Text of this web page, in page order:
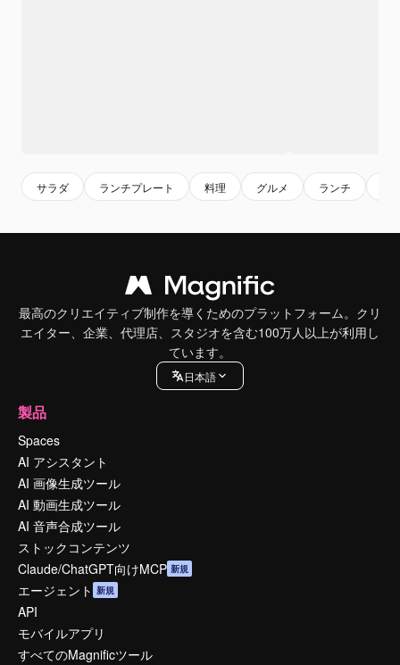
サラダ ランチプレート 料理 グルメ ランチ
最高のクリエイティブ制作を導くためのプラットフォーム。クリ
エイター、企業、代理店、スタジオを含む100万人以上が利用し
ています。
日本語
製品
Spaces
AI アシスタント
AI 画像生成ツール
AI 動画生成ツール
AI 音声合成ツール
ストックコンテンツ
Claude/ChatGPT向けMCP 新規
エージェント 新規
API
モバイルアプリ
すべてのMagnificツール